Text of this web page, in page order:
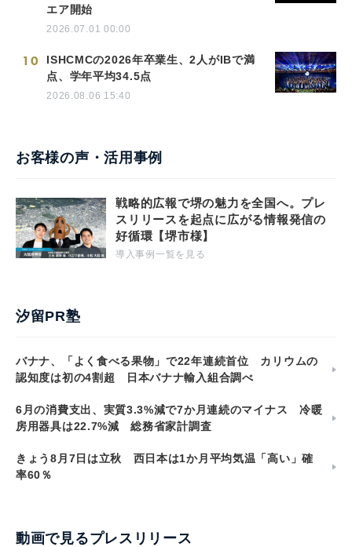
エア開始
2026.07.01 00:00
10
ISHCMCの2026年卒業生、2人がIBで満
点、学年平均34.5点
2026.08.06 15:40
お客様の声・活用事例
戦略的広報で堺の魅力を全国へ。プレ
スリリースを起点に広がる情報発信の
好循環【堺市様】
導入事例一覧を見る
汐留PR塾
バナナ、「よく食べる果物」で22年連続首位 カリウムの
認知度は初の4割超 日本バナナ輸入組合調べ
6月の消費支出、実質3.3%減で7か月連続のマイナス 冷暖
房用器具は22.7%減 総務省家計調査
きょう8月7日は立秋 西日本は1か月平均気温「高い」確
率60％
動画で見るプレスリリース